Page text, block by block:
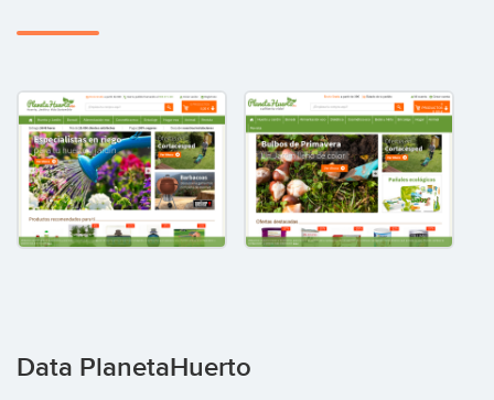
Data PlanetaHuerto